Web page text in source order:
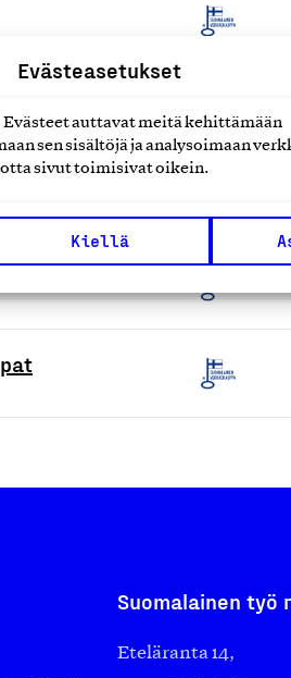
Evästeasetukset
auttavat meitä kehittämään
sen sisältöjä ja analysoimaan
sivut toimisivat oikein.
Kiellä
Suomalainen työ
Eteläranta 14,